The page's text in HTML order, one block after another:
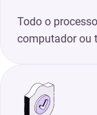
Todo o
computador ou